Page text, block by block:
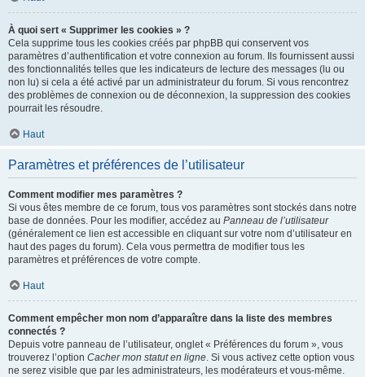
À quoi sert « Supprimer les cookies » ?
Cela supprime tous les cookies créés par phpBB qui conservent vos
paramètres d’authentification et votre connexion au forum. Ils fournissent aussi
des fonctionnalités telles que les indicateurs de lecture des messages (lu ou
non lu) si cela a été activé par un administrateur du forum. Si vous rencontrez
des problèmes de connexion ou de déconnexion, la suppression des cookies
pourrait les résoudre.
Haut
Paramètres et préférences de l’utilisateur
Comment modifier mes paramètres ?
Si vous êtes membre de ce forum, tous vos paramètres sont stockés dans notre
base de données. Pour les modifier, accédez au Panneau de l’utilisateur
(généralement ce lien est accessible en cliquant sur votre nom d’utilisateur en
haut des pages du forum). Cela vous permettra de modifier tous les
paramètres et préférences de votre compte.
Haut
Comment empêcher mon nom d’apparaître dans la liste des membres
connectés ?
Depuis votre panneau de l’utilisateur, onglet « Préférences du forum », vous
trouverez l’option Cacher mon statut en ligne. Si vous activez cette option vous
ne serez visible que par les administrateurs, les modérateurs et vous-même.